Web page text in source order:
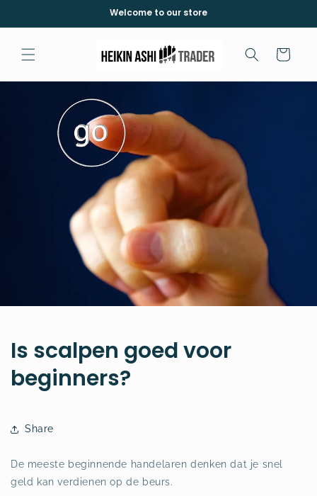
Inhalt
Welcome to our store
Warenkorb
Is scalpen goed voor
beginners?
Share
De meeste beginnende handelaren denken dat je snel
geld kan verdienen op de beurs.